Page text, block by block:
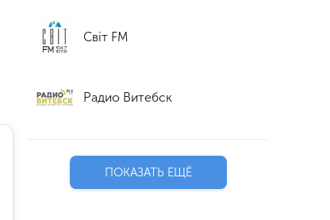
Світ FM
Радио Витебск
ПОКАЗАТЬ ЕЩЁ